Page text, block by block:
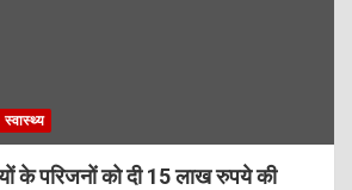
स्वास्थ्य
के परिजनों को दी 15 लाख रुपये की